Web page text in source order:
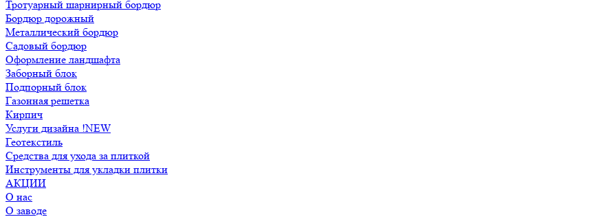
Тротуарный шарнирный бордюр
Бордюр дорожный
Металлический бордюр
Садовый бордюр
Оформление ландшафта
Заборный блок
Подпорный блок
Газонная решетка
Кирпич
Услуги дизайна !NEW
Геотекстиль
Средства для ухода за плиткой
Инструменты для укладки плитки
АКЦИИ
О нас
О заводе